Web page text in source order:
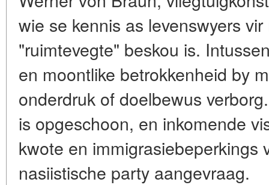
wie se kennis as levenswyers
"ruimtevegte" beskou is.
en moontlike betrokkenheid by
onderdruk of doelbewus
is opgeschoon, en inkomende
kwote en immigrasiebeperkings
nasiistische party aangevraag.